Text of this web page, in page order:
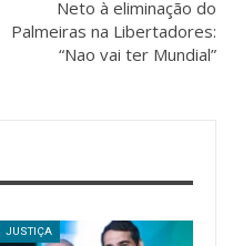
Neto à eliminação do
Palmeiras na Libertadores:
“Nao vai ter Mundial”
JUSTIÇA